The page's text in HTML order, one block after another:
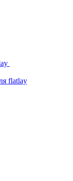
flatlay